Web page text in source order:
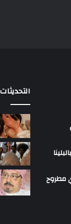
مطروح
التحديثات
بطولات
بـ”مقتل
و30 يونيو أعادت للأذهان